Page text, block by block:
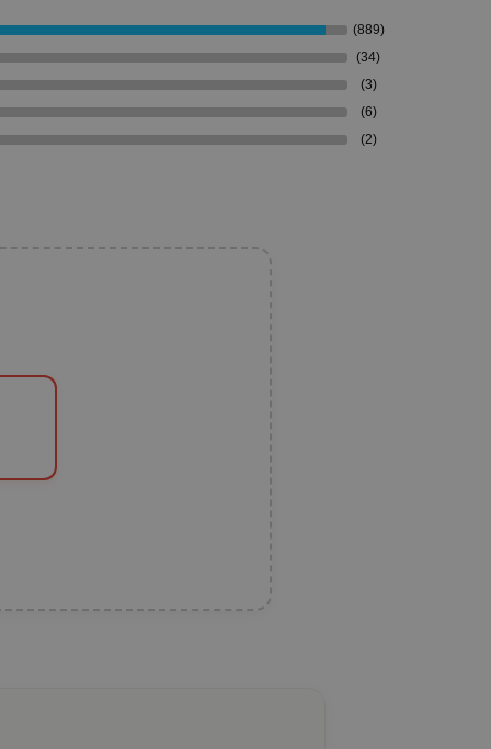
(889)
(34)
(3)
(6)
(2)